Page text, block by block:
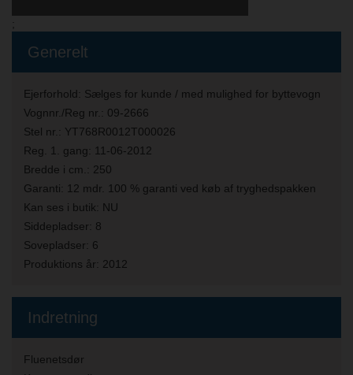
;
Generelt
Ejerforhold: Sælges for kunde / med mulighed for byttevogn
Vognnr./Reg nr.: 09-2666
Stel nr.: YT768R0012T000026
Reg. 1. gang: 11-06-2012
Bredde i cm.: 250
Garanti: 12 mdr. 100 % garanti ved køb af tryghedspakken
Kan ses i butik: NU
Siddepladser: 8
Sovepladser: 6
Produktions år: 2012
Indretning
Fluenetsdør